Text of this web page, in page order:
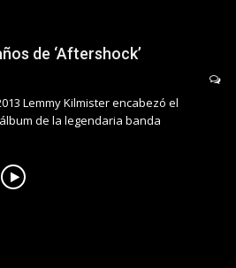
de ‘Aftershock’
Lemmy Kilmister encabezó el
de la legendaria banda